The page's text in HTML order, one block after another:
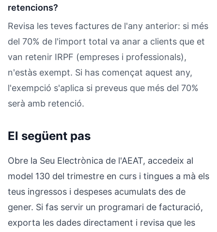
retencions?
Revisa les teves factures de l'any anterior: si més
del 70% de l'import total va anar a clients que et
van retenir IRPF (empreses i professionals),
n'estàs exempt. Si has començat aquest any,
l'exempció s'aplica si preveus que més del 70%
serà amb retenció.
El següent pas
Obre la Seu Electrònica de l'AEAT, accedeix al
model 130 del trimestre en curs i tingues a mà els
teus ingressos i despeses acumulats des de
gener. Si fas servir un programari de facturació,
exporta les dades directament i revisa que les